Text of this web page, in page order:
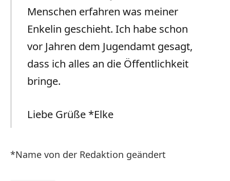
Menschen erfahren was meiner
Enkelin geschieht. Ich habe schon
vor Jahren dem Jugendamt gesagt,
dass ich alles an die Öffentlichkeit
bringe.
Liebe Grüße *Elke
*Name von der Redaktion geändert